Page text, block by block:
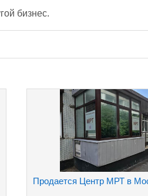
бизнес.
Продается Центр МРТ в